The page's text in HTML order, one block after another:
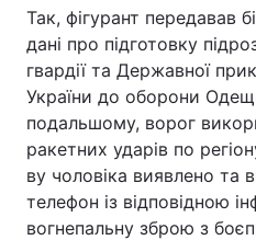
Так, фігурант передавав
дані про підготовку
гвардії та Державної
України до оборони
подальшому, ворог
ракетних ударів по
ву чоловіка виявлено та
телефон із відповідною
вогнепальну зброю з